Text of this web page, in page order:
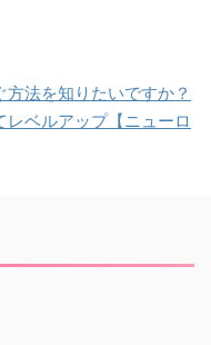
法を知りたいですか？
ベルアップ【ニューロ